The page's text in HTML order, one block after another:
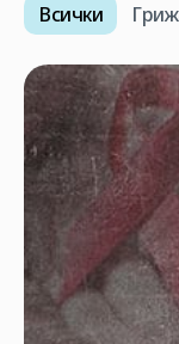
Всички